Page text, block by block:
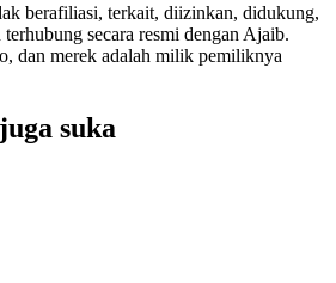
berafiliasi, terkait, diizinkan, didukung,
terhubung secara resmi dengan Ajaib.
dan merek adalah milik pemiliknya
suka